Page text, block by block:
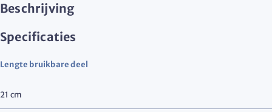
Beschrijving
Specificaties
Lengte bruikbare deel
21 cm